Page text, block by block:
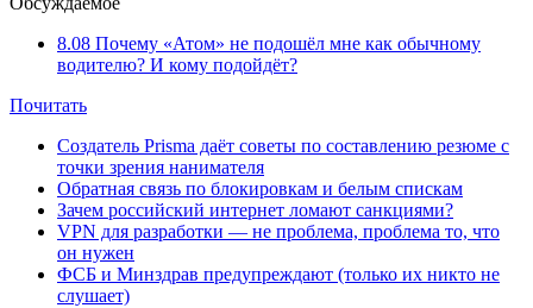
8.08 Почему «Атом» не подошёл мне как обычному
водителю? И кому подойдёт?
Почитать
Создатель Prisma даёт советы по составлению резюме с
точки зрения нанимателя
Обратная связь по блокировкам и белым спискам
Зачем российский интернет ломают санкциями?
VPN для разработки — не проблема, проблема то, что
он нужен
ФСБ и Минздрав предупреждают (только их никто не
слушает)